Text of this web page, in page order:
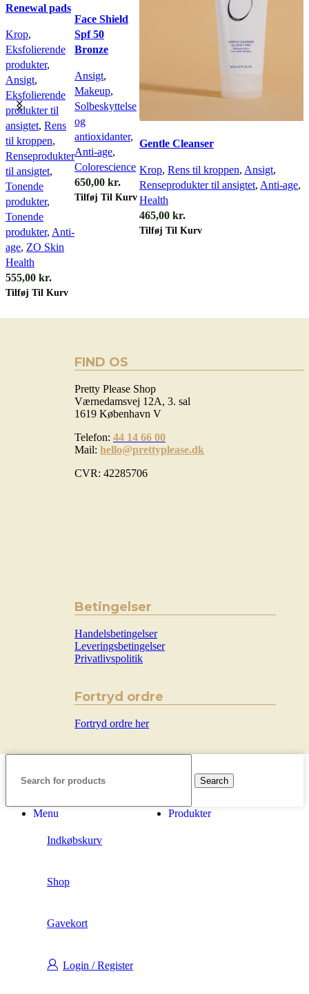
Renewal pads
Krop,
Eksfolierende
produkter,
Ansigt,
Eksfolierende
produkter til
ansigtet, Rens
til kroppen,
Renseprodukter
til ansigtet,
Tonende
produkter,
Tonende
produkter, Anti-
age, ZO Skin
Health
555,00 kr.
Tilføj Til Kurv
Face Shield
Spf 50
Bronze
Ansigt,
Makeup,
Solbeskyttelse
og
antioxidanter,
Anti-age,
Colorescience
650,00 kr.
Tilføj Til Kurv
Gentle Cleanser
Krop, Rens til kroppen, Ansigt,
Renseprodukter til ansigtet, Anti-age,
Health
465,00 kr.
Tilføj Til Kurv
FIND OS
Pretty Please Shop
Værnedamsvej 12A, 3. sal
1619 København V
Telefon: 44 14 66 00
Mail: hello@prettyplease.dk
CVR: 42285706
Betingelser
Handelsbetingelser
Leveringsbetingelser
Privatlivspolitik
Fortryd ordre
Fortryd ordre her
Search
Menu Produkter
Indkøbskurv
Shop
Gavekort
Login / Register